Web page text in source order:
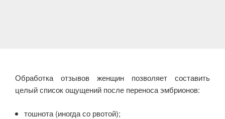
Обработка отзывов женщин позволяет составить
целый список ощущений после переноса эмбрионов:
тошнота (иногда со рвотой);